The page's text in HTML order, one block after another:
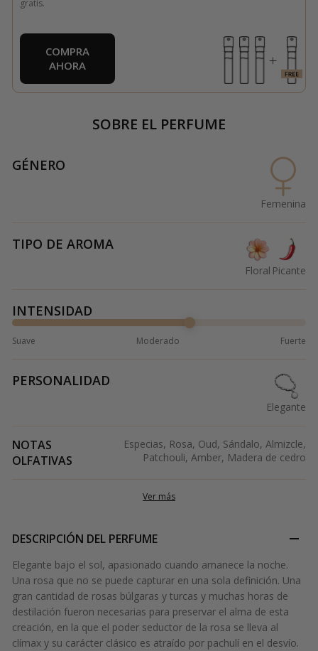
gratis.
COMPRA
AHORA
SOBRE EL PERFUME
GÉNERO
Femenina
TIPO DE AROMA
Floral Picante
INTENSIDAD
Suave Moderado Fuerte
PERSONALIDAD
Elegante
NOTAS
OLFATIVAS
Especias, Rosa, Oud, Sándalo, Almizcle,
Patchouli, Amber, Madera de cedro
Ver más
DESCRIPCIÓN DEL PERFUME
Elegante bajo el sol, apasionado cuando amanece la noche.
Una rosa que no se puede capturar en una sola definición. Una
gran cantidad de rosas búlgaras y turcas y muchas horas de
destilación fueron necesarias para preservar el alma de esta
creación, en la que el poder seductor de la rosa se lleva al
clímax y su carácter clásico es atraído por pachulí en el desvío.